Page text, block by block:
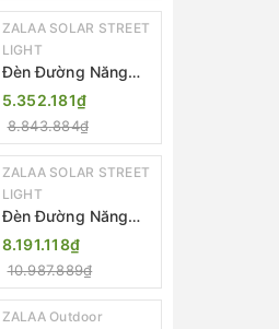
GMX01 ZALAA
ZALAA SOLAR STREET
LIGHT
Đèn Đường Năng
Lượng Mặt Trời
Nhôm Đúc ZALAA
ZL-BWH Cao Cấp
IP65
5.352.181₫
8.843.884₫
ZALAA SOLAR STREET
LIGHT
Đèn Đường Năng
Lượng Mặt Trời Tích
Hợp Camera ZALAA
ZL-BJ04-CCTV
(80W, IP65)
8.191.118₫
10.987.889₫
ZALAA Outdoor